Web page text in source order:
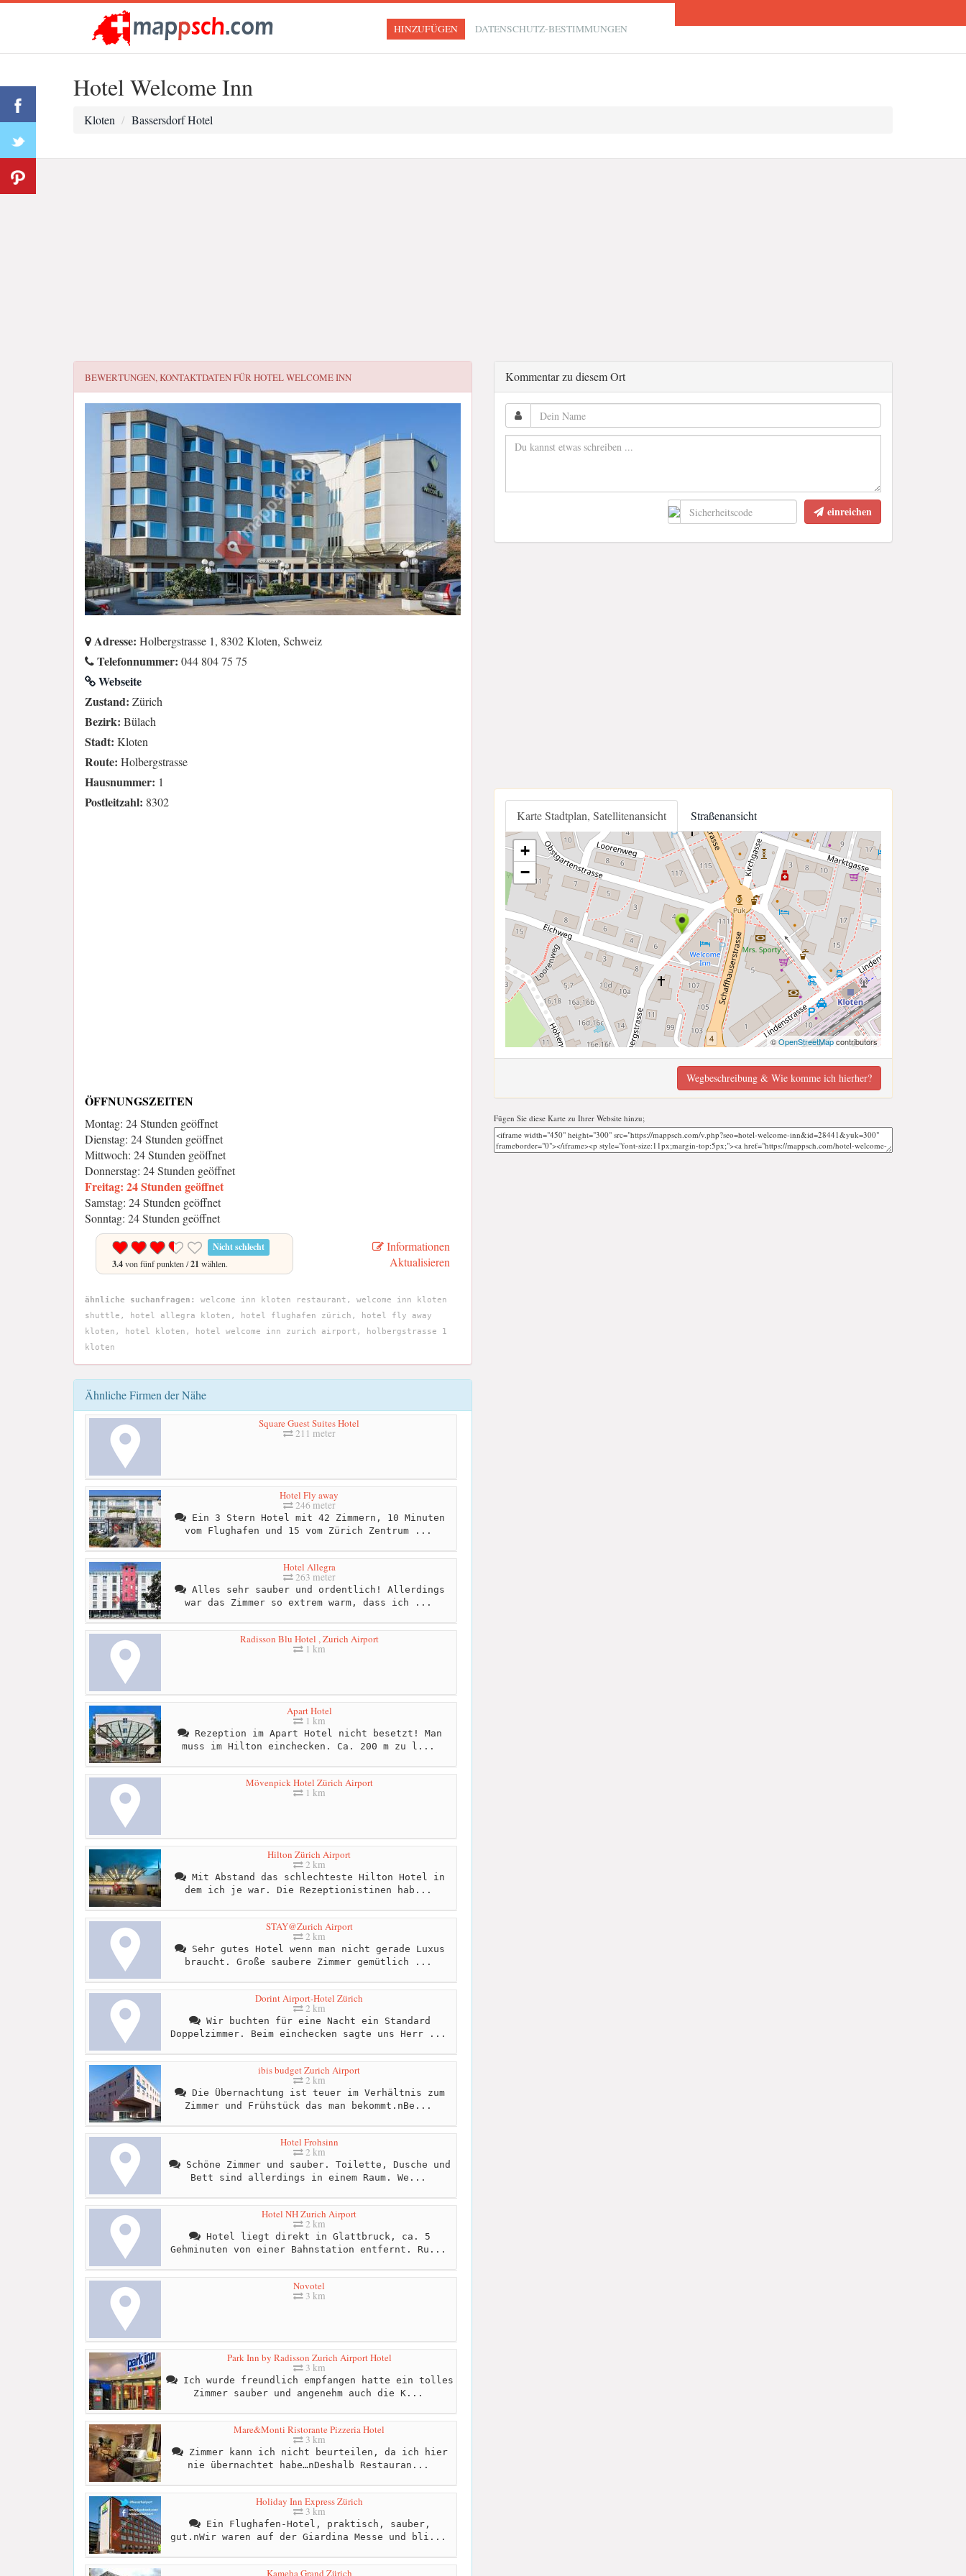
HINZUFÜGEN DATENSCHUTZ-BESTIMMUNGEN
Hotel Welcome Inn
Kloten Bassersdorf Hotel
BEWERTUNGEN, KONTAKTDATEN FÜRHOTEL WELCOME INN
Adresse: Holbergstrasse 1, 8302 Kloten, Schweiz
Telefonnummer: 044 804 75 75
Webseite
Zustand: Zürich
Bezirk: Bülach
Stadt: Kloten
Route: Holbergstrasse
Hausnummer: 1
Postleitzahl: 8302
ÖFFNUNGSZEITEN
Montag: 24 Stunden geöffnet
Dienstag: 24 Stunden geöffnet
Mittwoch: 24 Stunden geöffnet
Donnerstag: 24 Stunden geöffnet
Freitag: 24 Stunden geöffnet
Samstag: 24 Stunden geöffnet
Sonntag: 24 Stunden geöffnet
Nicht schlecht
3.4von fünf punkten /21 wählen.
Informationen
Aktualisieren
ähnliche suchanfragen:
welcome inn kloten restaurant, welcome inn kloten
shuttle, hotel allegra kloten, hotel flughafen zürich, hotel fly away
kloten, hotel kloten, hotel welcome inn zurich airport, holbergstrasse 1
kloten
Ähnliche Firmen der Nähe
Square Guest Suites Hotel
211 meter
Hotel Fly away
246 meter
Ein 3 Stern Hotel mit 42 Zimmern, 10 Minuten
vom Flughafen und 15 vom Zürich Zentrum ...
Hotel Allegra
263 meter
Alles sehr sauber und ordentlich! Allerdings
war das Zimmer so extrem warm, dass ich ...
Radisson Blu Hotel , Zurich Airport
1 km
Apart Hotel
1 km
Rezeption im Apart Hotel nicht besetzt! Man
muss im Hilton einchecken. Ca. 200 m zu l...
Mövenpick Hotel Zürich Airport
1 km
Hilton Zürich Airport
2 km
Mit Abstand das schlechteste Hilton Hotel in
dem ich je war. Die Rezeptionistinen hab...
STAY@Zurich Airport
2 km
Sehr gutes Hotel wenn man nicht gerade Luxus
braucht. Große saubere Zimmer gemütlich ...
Dorint Airport-Hotel Zürich
2 km
Wir buchten für eine Nacht ein Standard
Doppelzimmer. Beim einchecken sagte uns Herr ...
ibis budget Zurich Airport
2 km
Die Übernachtung ist teuer im Verhältnis zum
Zimmer und Frühstück das man bekommt.nBe...
Hotel Frohsinn
2 km
Schöne Zimmer und sauber. Toilette, Dusche und
Bett sind allerdings in einem Raum. We...
Hotel NH Zurich Airport
2 km
Hotel liegt direkt in Glattbruck, ca. 5
Gehminuten von einer Bahnstation entfernt. Ru...
Novotel
3 km
Park Inn by Radisson Zurich Airport Hotel
3 km
Ich wurde freundlich empfangen hatte ein tolles
Zimmer sauber und angenehm auch die K...
Mare&Monti Ristorante Pizzeria Hotel
3 km
Zimmer kann ich nicht beurteilen, da ich hier
nie übernachtet habe…nDeshalb Restauran...
Holiday Inn Express Zürich
3 km
Ein Flughafen-Hotel, praktisch, sauber,
gut.nWir waren auf der Giardina Messe und bli...
Kameha Grand Zürich
Kommentar zu diesem Ort
einreichen
Karte Stadtplan, Satellitenansicht Straßenansicht
+
−
©OpenStreetMapcontributors
Wegbeschreibung & Wie komme ich hierher?
Fügen Sie diese Karte zu Ihrer Website hinzu;